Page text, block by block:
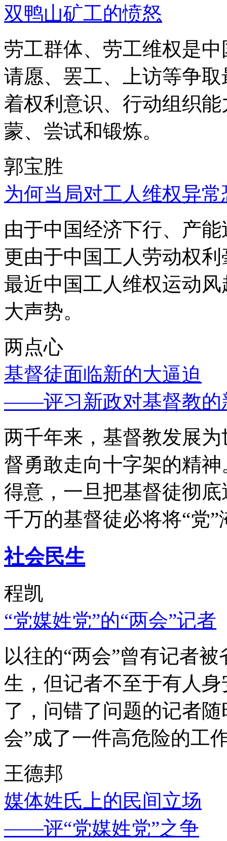
双鸭山矿工的愤怒
劳工群体、劳工维权是
请愿、罢工、上访等争
着权利意识、行动组织
蒙、尝试和锻炼。
郭宝胜
为何当局对工人维权异
由于中国经济下行、产
更由于中国工人劳动权
最近中国工人维权运动
大声势。
两点心
基督徒面临新的大逼迫
——评习新政对基督教的
两千年来，基督教发展
督勇敢走向十字架的精
得意，一旦把基督徒彻
千万的基督徒必将将“党”
社会民生
程凯
“党媒姓党”的“两会”记者
以往的“两会”曾有记者
生，但记者不至于有人
了，问错了问题的记者
会”成了一件高危险的工
王德邦
媒体姓氏上的民间立场
——评“党媒姓党”之争